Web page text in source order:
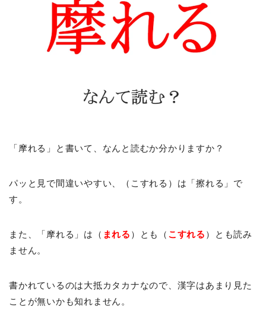
「摩れる」と書いて、なんと読むか分かりますか？
パッと見で間違いやすい、（こすれる）は「擦れる」で
す。
また、「摩れる」は（ まれる ）とも（ こすれる ）とも読み
ません。
書かれているのは大抵カタカナなので、漢字はあまり見た
ことが無いかも知れません。